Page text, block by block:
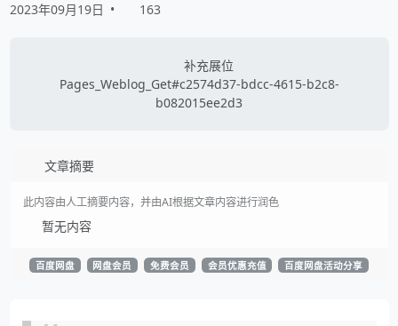
2023年09月19日 • 163
补充展位
Pages_Weblog_Get#c2574d37-bdcc-4615-b2c8-
b082015ee2d3
文章摘要
此内容由人工摘要内容，并由AI根据文章内容进行润色
暂无内容
百度网盘 网盘会员 免费会员 会员优惠充值 百度网盘活动分享